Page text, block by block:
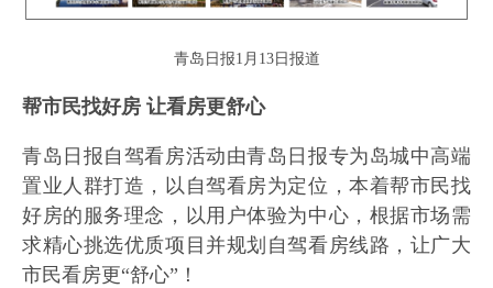
青岛日报1月13日报道
帮市民找好房 让看房更舒心
青岛日报自驾看房活动由青岛日报专为岛城中高端
置业人群打造，以自驾看房为定位，本着帮市民找
好房的服务理念，以用户体验为中心，根据市场需
求精心挑选优质项目并规划自驾看房线路，让广大
市民看房更“舒心”！